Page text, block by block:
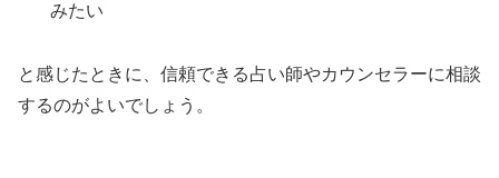
みたい
と感じたときに、信頼できる占い師やカウンセラーに相談
するのがよいでしょう。